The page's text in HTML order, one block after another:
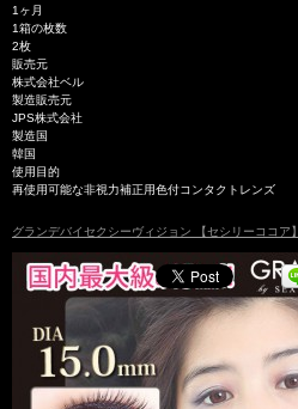
1ヶ月
1箱の枚数
2枚
販売元
株式会社ベル
製造販売元
JPS株式会社
製造国
韓国
使用目的
再使用可能な非視力補正用色付コンタクトレンズ
グランデバイセクシーヴィジョン 【セシリーココア】